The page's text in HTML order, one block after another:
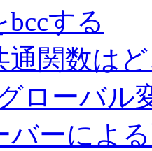
する
通関数は
ローバル
バーによ